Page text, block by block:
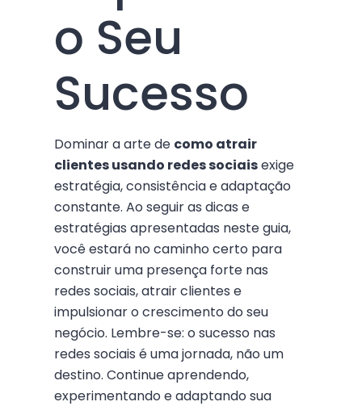
o Seu
Sucesso
Dominar a arte de como atrair
clientes usando redes sociaisexige
estratégia, consistência e adaptação
constante. Ao seguir as dicas e
estratégias apresentadas neste guia,
você estará no caminho certo para
construir uma presença forte nas
redes sociais, atrair clientes e
impulsionar o crescimento do seu
negócio. Lembre-se: o sucesso nas
redes sociais é uma jornada, não um
destino. Continue aprendendo,
experimentando e adaptando sua